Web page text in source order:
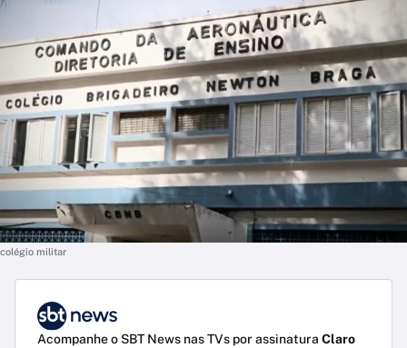
colégio militar
Acompanhe o SBT News nas TVs por assinatura Claro